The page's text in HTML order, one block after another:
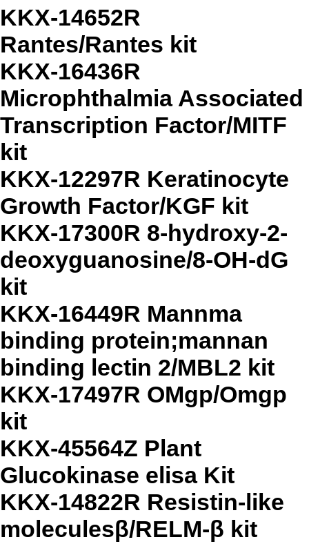
KKX-14652R
Rantes/Rantes kit
KKX-16436R
Microphthalmia Associated
Transcription Factor/MITF
kit
KKX-12297R Keratinocyte
Growth Factor/KGF kit
KKX-17300R 8-hydroxy-2-
deoxyguanosine/8-OH-dG
kit
KKX-16449R Mannma
binding protein;mannan
binding lectin 2/MBL2 kit
KKX-17497R OMgp/Omgp
kit
KKX-45564Z Plant
Glucokinase elisa Kit
KKX-14822R Resistin-like
moleculesβ/RELM-β kit